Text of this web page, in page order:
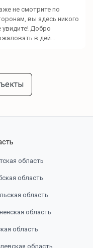
не смотрите по
вы здесь никого
увидите! Добро
в дей...
область
область
область
область
область
область